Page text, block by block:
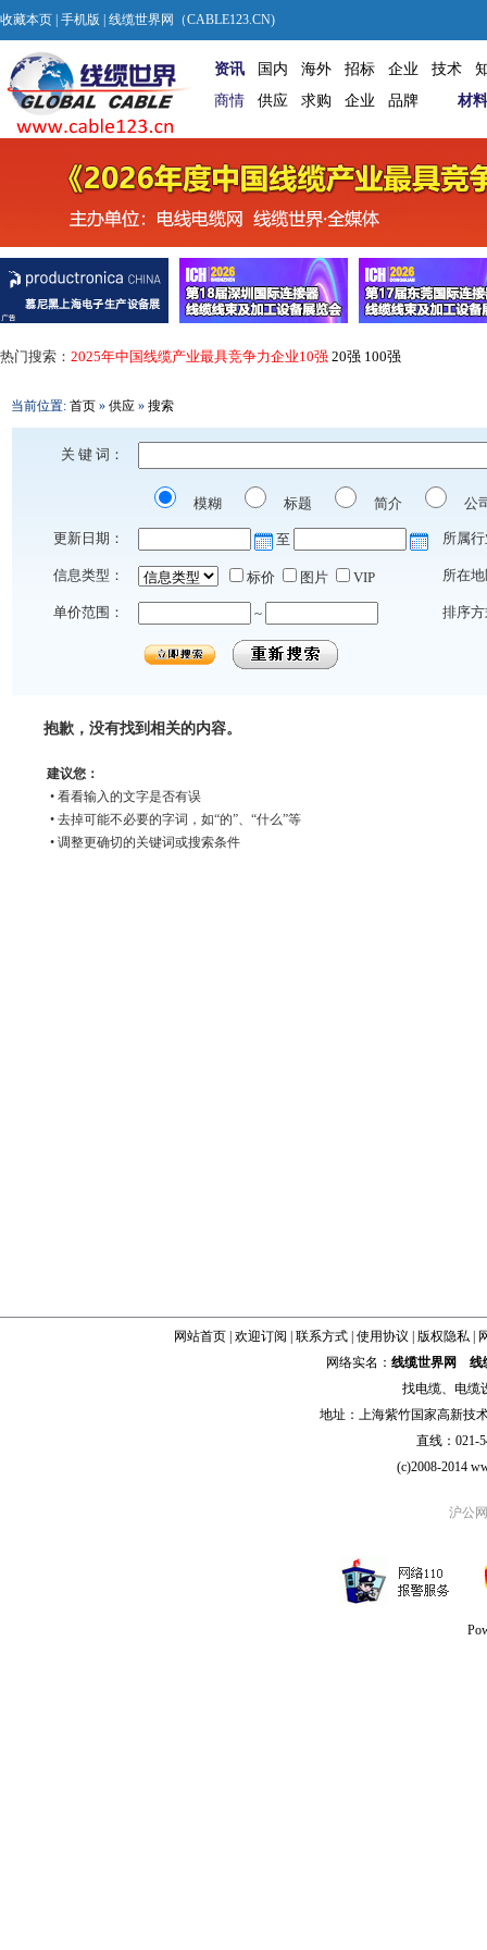
收藏本页 手机版 | 线缆世界网（CABLE123.CN)
资讯 国内 海外 招标 企业 技术
商情
供应 求购 企业 品牌 材料
热门搜索： 2025年中国线缆产业最具竞争力企业10强 20强 100强
当前位置: 首页 » 供应 » 搜索
关 键 词：
模糊 标题 简介 公
更新日期： 至 所属
信息类型： 标价 图片 VIP 所在
单价范围： ~ 排序
抱歉，没有找到相关的内容。
建议您：
• 看看输入的文字是否有误
• 去掉可能不必要的字词，如“的”、“什么”等
• 调整更确切的关键词或搜索条件
网站首页| 欢迎订阅 联系方式| 使用协议 版权隐私|
网络实名： 线缆世界网
线
找电缆、 电缆
地址：上海紫竹国家高新技
直线：021-
(c)2008-2014
沪公